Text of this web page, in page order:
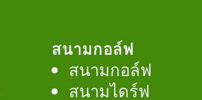
สนามกอล์ฟ
สนามกอล์ฟ
สนามไดร์ฟ